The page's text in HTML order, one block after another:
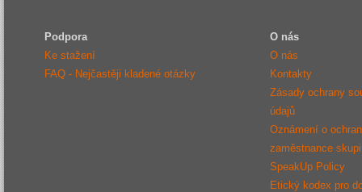
Podpora
Ke stažení
FAQ - Nejčastěji kladené otázky
O nás
O nás
Kontakty
Zásady ochrany
údajů
Oznámení o
zaměstnance
SpeakUp Policy
Etický kodex pro